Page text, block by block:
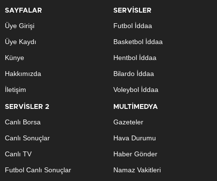
SAYFALAR
Üye Girişi
Üye Kaydı
Künye
Hakkımızda
İletişim
SERVİSLER
Futbol İddaa
Basketbol İddaa
Hentbol İddaa
Bilardo İddaa
Voleybol İddaa
SERVİSLER 2
Canlı Borsa
Canlı Sonuçlar
Canlı TV
Futbol Canlı Sonuçlar
MULTİMEDYA
Gazeteler
Hava Durumu
Haber Gönder
Namaz Vakitleri